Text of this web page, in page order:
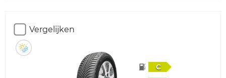
Vergelijken
C